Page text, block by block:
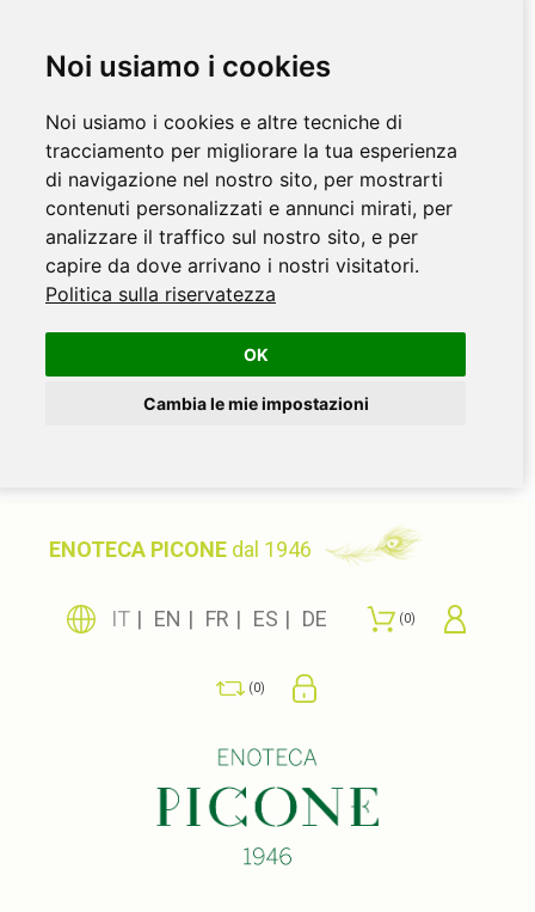
Noi usiamo i cookies
Noi usiamo i cookies e altre tecniche di
tracciamento per migliorare la tua esperienza
di navigazione nel nostro sito, per mostrarti
contenuti personalizzati e annunci mirati, per
analizzare il traffico sul nostro sito, e per
capire da dove arrivano i nostri visitatori.
Politica sulla riservatezza
OK
Cambia le mie impostazioni
ENOTECA PICONE dal 1946
IT EN FR ES DE 0
0